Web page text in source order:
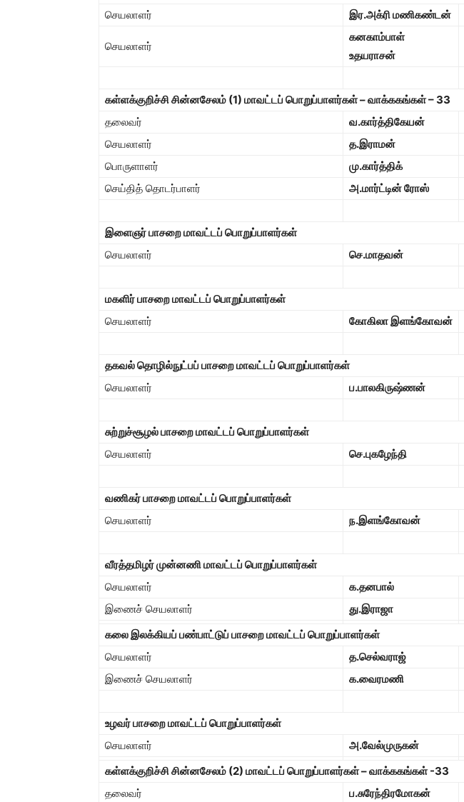
செயலாளர்
இர.அக்ரி மணிகண்டன்
செயலாளர்
கனகாம்பாள்
உதயராசன்
கள்ளக்குறிச்சி சின்னசேலம் (1) மாவட்டப் பொறுப்பாளர்கள் – வாக்ககங்கள் – 33
தலைவர்
வ.கார்த்திகேயன்
செயலாளர்
த.இராமன்
பொருளாளர்
மு.கார்த்திக்
செய்தித் தொடர்பாளர்
அ.மார்ட்டின் ரோஸ்
இளைஞர் பாசறை மாவட்டப் பொறுப்பாளர்கள்
செயலாளர்
செ.மாதவன்
மகளிர் பாசறை மாவட்டப் பொறுப்பாளர்கள்
செயலாளர்
கோகிலா இளங்கோவன்
தகவல் தொழில்நுட்பப் பாசறை மாவட்டப் பொறுப்பாளர்கள்
செயலாளர்
ப.பாலகிருஷ்ணன்
சுற்றுச்சூழல் பாசறை மாவட்டப் பொறுப்பாளர்கள்
செயலாளர்
செ.புகழேந்தி
வணிகர் பாசறை மாவட்டப் பொறுப்பாளர்கள்
செயலாளர்
ந.இளங்கோவன்
வீரத்தமிழர் முன்னணி மாவட்டப் பொறுப்பாளர்கள்
செயலாளர்
க.தனபால்
இணைச் செயலாளர்
து.இராஜா
கலை இலக்கியப் பண்பாட்டுப் பாசறை மாவட்டப் பொறுப்பாளர்கள்
செயலாளர்
த.செல்வராஜ்
இணைச் செயலாளர்
க.வைரமணி
உழவர் பாசறை மாவட்டப் பொறுப்பாளர்கள்
செயலாளர்
அ.வேல்முருகன்
கள்ளக்குறிச்சி சின்னசேலம் (2) மாவட்டப் பொறுப்பாளர்கள் – வாக்ககங்கள்-33
தலைவர்
ப.சுரேந்திரமோகன்